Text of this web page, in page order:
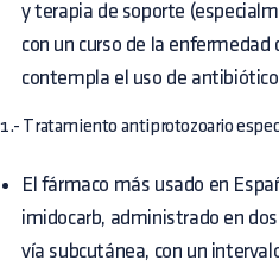
y terapia de soporte
con un curso de la
contempla el uso de
1.- Tratamiento antiprotozoario
El fármaco más usado en
imidocarb, administrado en
vía subcutánea, con un